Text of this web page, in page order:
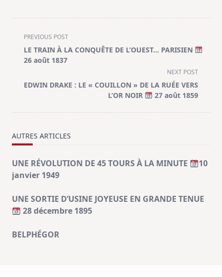
<span
class="nav-
subtitle
reader-
PREVIOUS POST
LE TRAIN À LA CONQUÊTE DE L’OUEST… PARISIEN
26 août 1837
NEXT POST
EDWIN DRAKE : LE « COUILLON » DE LA RUÉE VERS
L’OR NOIR
27 août 1859
AUTRES ARTICLES
UNE RÉVOLUTION DE 45 TOURS À LA MINUTE
10
janvier 1949
UNE SORTIE D’USINE JOYEUSE EN GRANDE TENUE
28 décembre 1895
BELPHÉGOR